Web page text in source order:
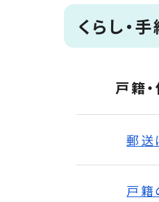
くらし・
戸籍
郵送
戸籍